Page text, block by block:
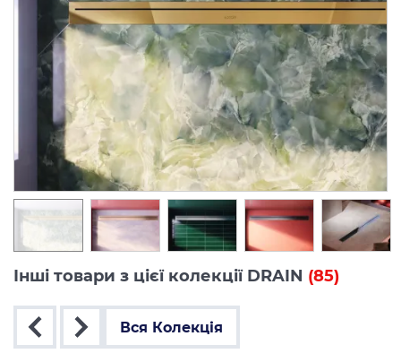
Інші товари з цієї колекції DRAIN (85)
Вся Колекція